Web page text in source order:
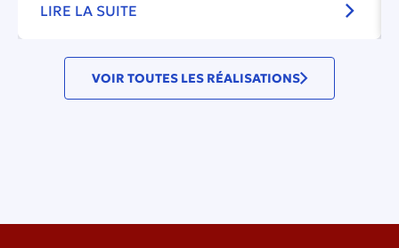
LIRE LA SUITE
VOIR TOUTES LES RÉALISATIONS